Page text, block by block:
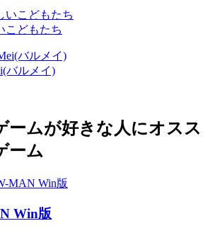
こどもたち
バルメイ)
ームが好きな人にオスス
ーム
Win版